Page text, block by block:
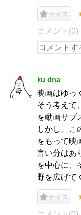
ナイス
コメント(0)
ku dna
映画はゆっ
そう考えて
を動画サブ
しかし、こ
をもって映
言い分はあ
を中心に、
野を広げて
ナイス